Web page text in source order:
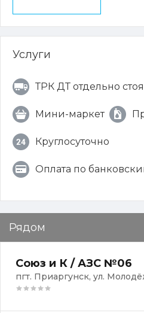
Услуги
ТРК ДТ отдельно
Мини-маркет
Круглосуточно
Оплата по
Рядом
Союз и К / АЗС №06
пгт. Приаргунск, ул.